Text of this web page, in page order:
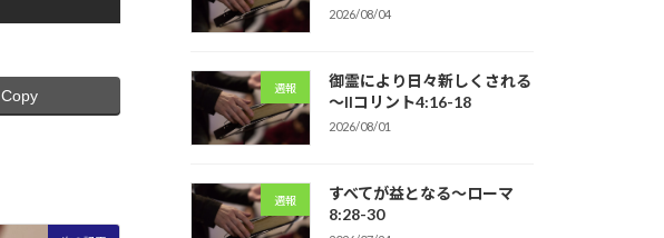
Copy
2026/08/04
週報
御霊により日々新しくされる
～IIコリント4:16-18
2026/08/01
週報
すべてが益となる～ローマ
8:28-30